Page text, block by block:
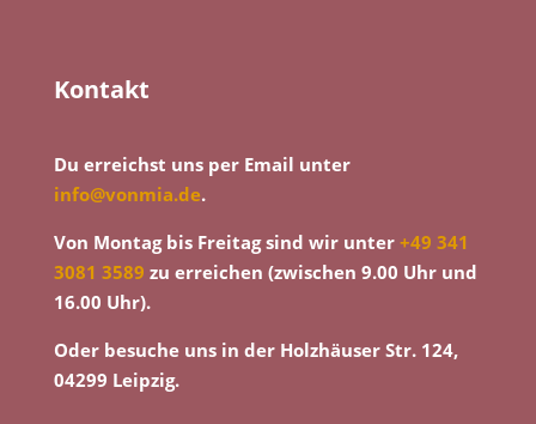
Kontakt
Du erreichst uns per Email unter
info@vonmia.de.
Von Montag bis Freitag sind wir unter +49 341
3081 3589 zu erreichen (zwischen 9.00 Uhr und
16.00 Uhr).
Oder besuche uns in der Holzhäuser Str. 124,
04299 Leipzig.